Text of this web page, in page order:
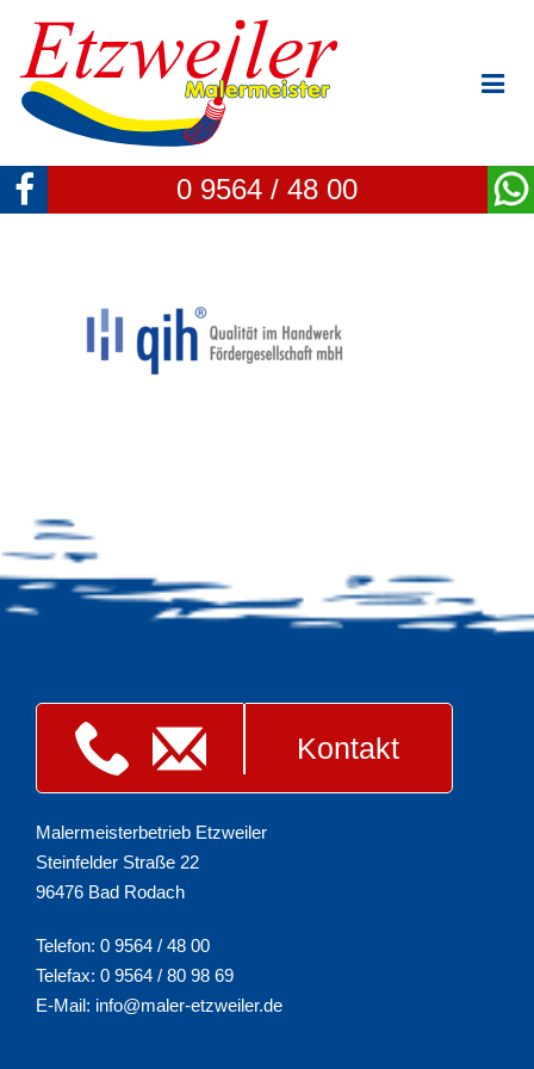
0 9564 / 48 00
Kontakt
Malermeisterbetrieb Etzweiler
Steinfelder Straße 22
96476 Bad Rodach
Telefon: 0 9564 / 48 00
Telefax: 0 9564 / 80 98 69
E-Mail: info@maler-etzweiler.de